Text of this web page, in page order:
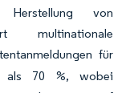
von
multinationale
für
als 70 %, wobei